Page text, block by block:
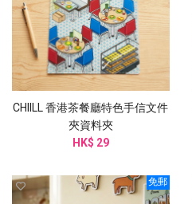
CHIILL 香港茶餐廳特色手信文件
夾資料夾
HK$ 29
免郵